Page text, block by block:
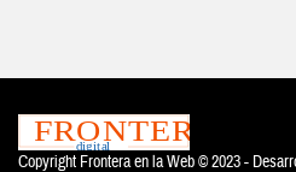
Copyright Frontera en la Web © 2023 -